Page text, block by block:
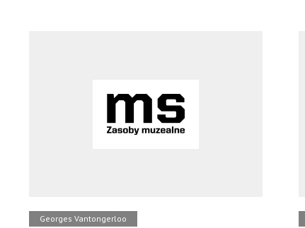
Georges Vantongerloo